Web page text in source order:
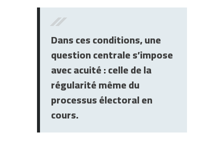
Dans ces conditions, une
question centrale s’impose
avec acuité : celle de la
régularité même du
processus électoral en
cours.